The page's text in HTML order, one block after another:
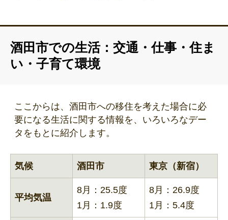
酒田市での生活：交通・仕事・住ま
い・子育て環境
ここからは、酒田市への移住を考えた場合に必
要になる生活に関する情報を、いろいろなデー
タをもとに紹介します。
気候 酒田市 東京（新宿）
平均気温
8月：25.5度
1月：1.9度
8月：26.9度
1月：5.4度